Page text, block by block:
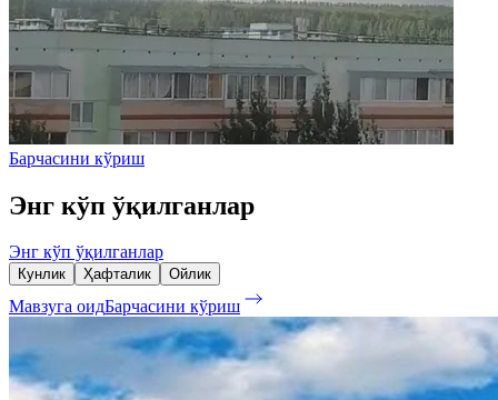
Барчасини кўриш
Энг кўп ўқилганлар
Энг кўп ўқилганлар
Кунлик Ҳафталик Ойлик
Мавзуга оидБарчасини кўриш